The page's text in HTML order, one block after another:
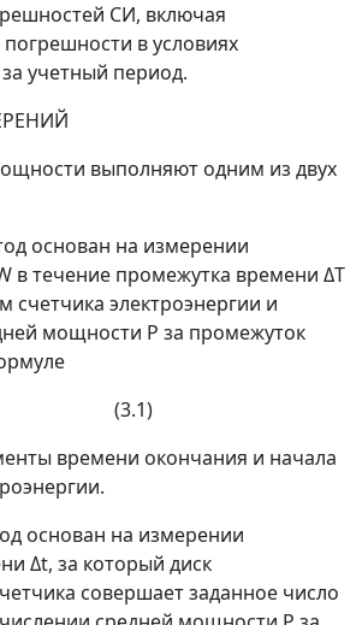
СИ, включая
в условиях
учетный период.
выполняют одним из двух
основан на измерении
в течение промежутка времени ΔТ
счетчика электроэнергии и
мощности Р за промежуток
времени окончания и начала
основан на измерении
Δt, за который диск
совершает заданное число